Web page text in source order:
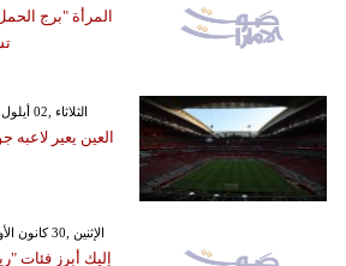
المرأة "برج
GMT 20:48 2025 الثلاثاء ,02 أيلول / سبتمبر
العين يعير لاعبه
GMT 17:28 2019 الإثنين ,30 كانون الأول / ديسمبر
إليك أبرز فئات